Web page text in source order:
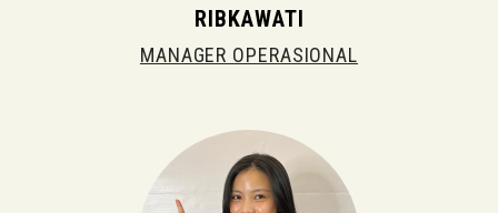
RIBKAWATI
MANAGER OPERASIONAL